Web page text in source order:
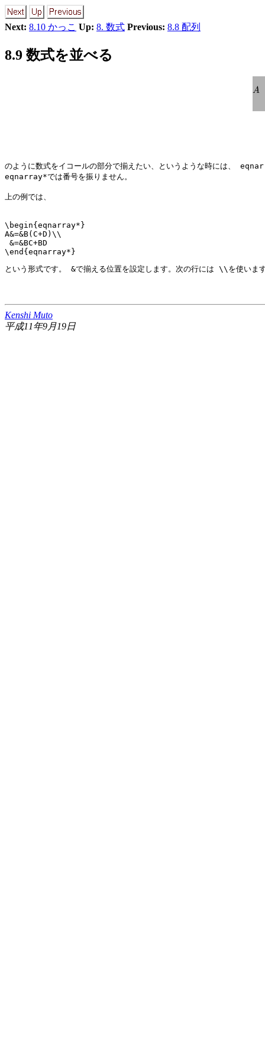
Next: 8.10 かっこ Up: 8. 数式 Previous: 8.8 配列
8.9 数式を並べる
のように数式をイコールの部分で揃えたい、というような時には、
eqnarray*では番号を振りません。
上の例では、
\begin{eqnarray*}
A&=&B(C+D)\\
&=&BC+BD
という形式です。
&で揃える位置を設定します。次の行には \\ を使いま
Kenshi Muto
平成11年9月19日